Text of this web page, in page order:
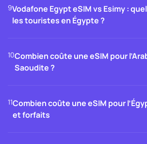
9Vodafone Egypt eSIM vs Esimy :
les touristes en Égypte ?
10Combien coûte une eSIM pour
Saoudite ?
11Combien coûte une eSIM pour
et forfaits